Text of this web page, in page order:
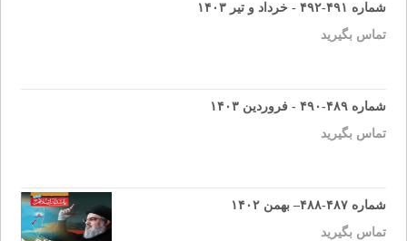
شماره ۴۹۱-۴۹۲ - خرداد و تیر ۱۴۰۳
تماس بگیرید
شماره ۴۸۹-۴۹۰ - فروردین ۱۴۰۳
تماس بگیرید
شماره ۴۸۷-۴۸۸– بهمن ۱۴۰۲
تماس بگیرید